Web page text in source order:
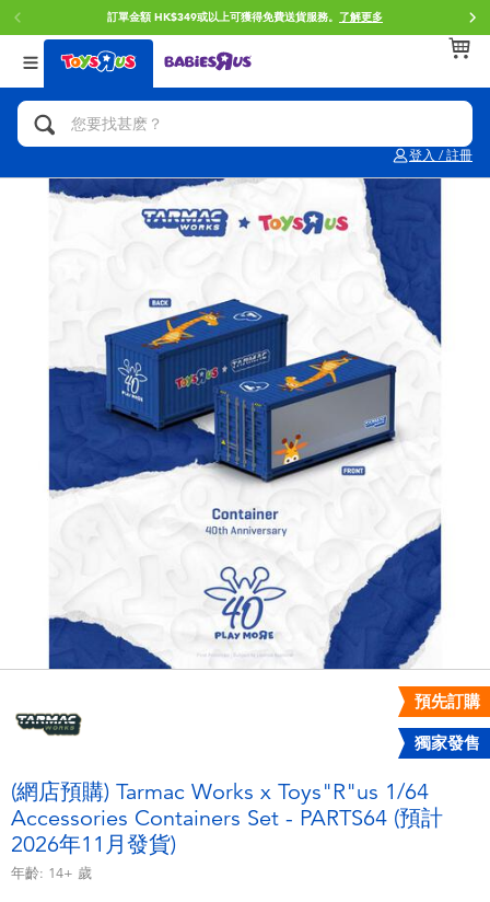
訂單金額 HK$349或以上可獲得免費送貨服務。 了解更多
登入 / 註冊
返回
分類目錄
人氣英雄,角色扮演,射擊玩具
單車,滑板車,騎乘車
拼砌組合及樂高LEGO
玩具車,貨車,火車及遙控系列
手工藝,文具,蠟筆,泥膠,畫板
娃娃, 芭比,收藏公仔
電子玩具
益智學習玩具
角色扮演及造型系列
毛毛公仔玩具
返回
品牌
Brunch Brother 早午餐兄弟
Toy Story反斗奇兵
Spider-Man蜘蛛俠
Mini Brands
Play-Doh培樂多
Pokemon寶可夢
playpop
LeapFrog跳跳蛙
Globber高樂寶
返回
年齢
0~2歳
3~4歳
12~14歳
14歳以上
預先訂購
獨家發售
(網店預購) Tarmac Works x Toys"R"us 1/64
Accessories Containers Set - PARTS64 (預計
2026年11月發貨)
年齡: 14+ 歲